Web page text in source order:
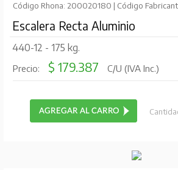
Código Rhona: 200020180 | Código
Escalera Recta Aluminio
440-12 - 175 kg.
Precio: $ 179.387 C/U (IVA Inc.)